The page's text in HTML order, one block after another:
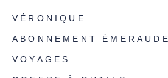
VÉRONIQUE
ABONNEMENT ÉMERAUDE
VOYAGES